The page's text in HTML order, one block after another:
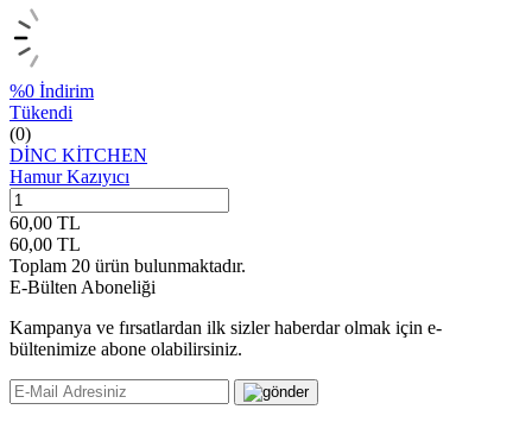
%0 İndirim
Tükendi
(0)
DİNC KİTCHEN
Hamur Kazıyıcı
60,00 TL
60,00 TL
Toplam 20 ürün bulunmaktadır.
E-Bülten Aboneliği
Kampanya ve fırsatlardan ilk sizler haberdar olmak için e-
bültenimize abone olabilirsiniz.